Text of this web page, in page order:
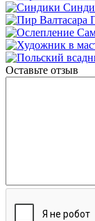
Оставьте отзыв